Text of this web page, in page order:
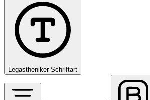
Legastheniker-Schriftart